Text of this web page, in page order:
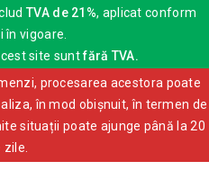
TVA de 21%, aplicat conform
în vigoare.
site suntfără TVA.
procesarea acestora poate
în mod obișnuit, în termen de
situații poate ajunge până la 20
zile.